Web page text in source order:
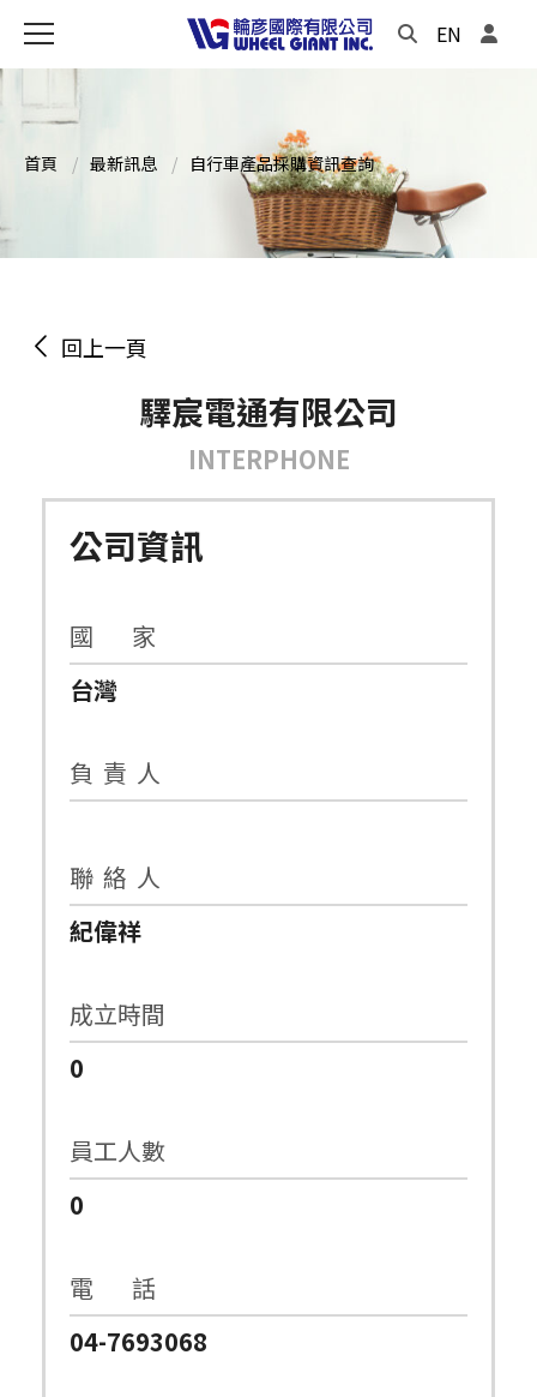
EN
首頁 最新訊息 自行車產品採購資訊查詢
回上一頁
驛宸電通有限公司
INTERPHONE
公司資訊
國 家
台灣
負 責 人
聯 絡 人
紀偉祥
成立時間
0
員工人數
0
電 話
04-7693068